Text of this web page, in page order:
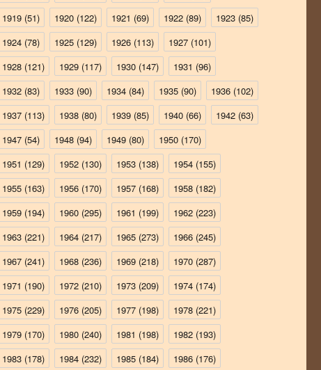
1919 (51) 1920 (122) 1921 (69) 1922 (89) 1923 (85)
1924 (78) 1925 (129) 1926 (113) 1927 (101)
1928 (121) 1929 (117) 1930 (147) 1931 (96)
1932 (83) 1933 (90) 1934 (84) 1935 (90) 1936 (102)
1937 (113) 1938 (80) 1939 (85) 1940 (66) 1942 (63)
1947 (54) 1948 (94) 1949 (80) 1950 (170)
1951 (129) 1952 (130) 1953 (138) 1954 (155)
1955 (163) 1956 (170) 1957 (168) 1958 (182)
1959 (194) 1960 (295) 1961 (199) 1962 (223)
1963 (221) 1964 (217) 1965 (273) 1966 (245)
1967 (241) 1968 (236) 1969 (218) 1970 (287)
1971 (190) 1972 (210) 1973 (209) 1974 (174)
1975 (229) 1976 (205) 1977 (198) 1978 (221)
1979 (170) 1980 (240) 1981 (198) 1982 (193)
1983 (178) 1984 (232) 1985 (184) 1986 (176)